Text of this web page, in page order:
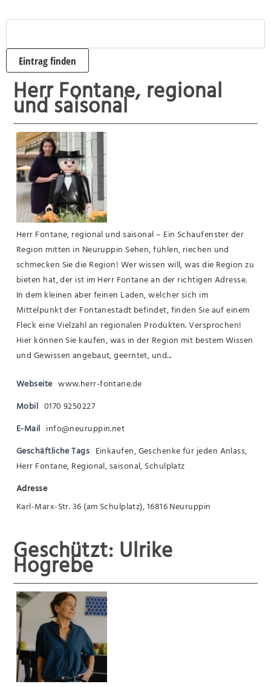
Herr Fontane, regional
und saisonal
Herr Fontane, regional und saisonal – Ein Schaufenster der
Region mitten in Neuruppin Sehen, fühlen, riechen und
schmecken Sie die Region! Wer wissen will, was die Region zu
bieten hat, der ist im Herr Fontane an der richtigen Adresse.
In dem kleinen aber feinen Laden, welcher sich im
Mittelpunkt der Fontanestadt befindet, finden Sie auf einem
Fleck eine Vielzahl an regionalen Produkten. Versprochen!
Hier können Sie kaufen, was in der Region mit bestem Wissen
und Gewissen angebaut, geerntet, und...
Webseite www.herr-fontane.de
Mobil 0170 9250227
E-Mail info@neuruppin.net
Geschäftliche Tags Einkaufen,Geschenke für jeden Anlass,
Herr Fontane, Regional,saisonal, Schulplatz
Adresse
Karl-Marx-Str. 36 (am Schulplatz), 16816 Neuruppin
Geschützt: Ulrike
Hogrebe